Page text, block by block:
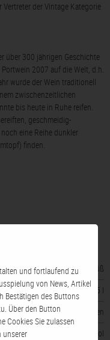
der Vintage Kategorie
über 300 jährigen Geschichte
2007 auf die Welt, d.h.
wurde der Wein traditionell
zwischenzeitlichen
bis heute in Ruhe reifen.
geschmeidig-
eine Reihe dunkler
finden.
süß
0,75 l
Naturkorken
20% vol
und fortlaufend zu
von News, Artikel
Bestätigen des Buttons
Über den Button
Cookies Sie zulassen
unserer